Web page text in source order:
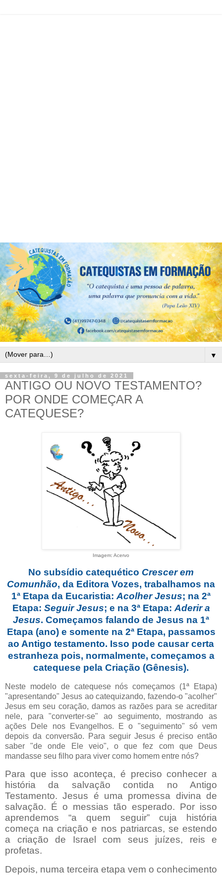
▼
sexta-feira, 9 de julho de 2021
ANTIGO OU NOVO TESTAMENTO?
POR ONDE COMEÇAR A
CATEQUESE?
Imagem: Acervo
No subsídio catequético Crescer em
Comunhão, da Editora Vozes, trabalhamos na
1ª Etapa da Eucaristia: Acolher Jesus; na 2ª
Etapa: Seguir Jesus; e na 3ª Etapa: Aderir a
Jesus. Começamos falando de Jesus na 1ª
Etapa (ano) e somente na 2ª Etapa, passamos
ao Antigo testamento. Isso pode causar certa
estranheza pois, normalmente, começamos a
catequese pela Criação (Gênesis).
Neste modelo de catequese nós começamos (1ª Etapa)
"apresentando" Jesus ao catequizando, fazendo-o "acolher"
Jesus em seu coração, damos as razões para se acreditar
nele, para "converter-se" ao seguimento, mostrando as
ações Dele nos Evangelhos. E o "seguimento" só vem
depois da conversão. Para seguir Jesus é preciso então
saber "de onde Ele veio", o que fez com que Deus
mandasse seu filho para viver como homem entre nós?
Para que isso aconteça, é preciso conhecer a
história da salvação contida no Antigo
Testamento. Jesus é uma promessa divina de
salvação. É o messias tão esperado. Por isso
aprendemos “a quem seguir” cuja história
começa na criação e nos patriarcas, se estendo
a criação de Israel com seus juízes, reis e
profetas.
Depois, numa terceira etapa vem o conhecimento